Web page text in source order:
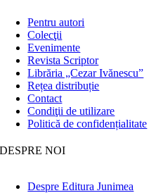
Pentru autori
Colecţii
Evenimente
Revista Scriptor
Librăria „Cezar Ivănescu”
Rețea distribuție
Contact
Condiţii de utilizare
Politică de confidențialitate
DESPRE NOI
Despre Editura Junimea